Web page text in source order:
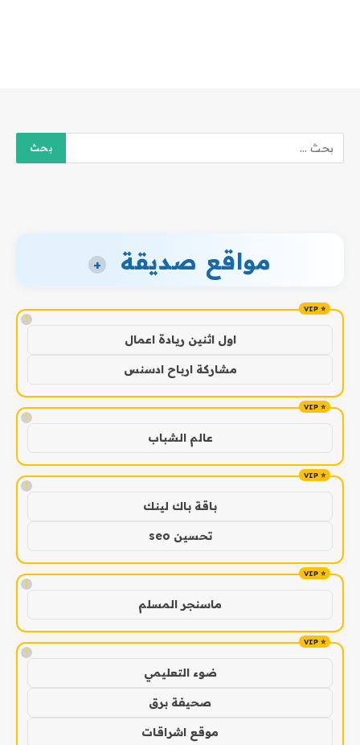
مواقع صديقة +
!
اول اثنين ريادة اعمال
مشاركة ارباح ادسنس
!
عالم الشباب
!
باقة باك لينك
تحسين seo
!
ماسنجر المسلم
!
ضوء التعليمي
صحيفة برق
موقع اشراقات